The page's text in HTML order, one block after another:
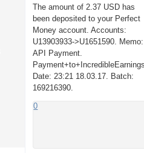
The amount of 2.37 USD has
been deposited to your Perfect
Money account. Accounts:
U13903933->U1651590. Memo:
API Payment.
Date: 23:21 18.03.17. Batch:
169216390.
0